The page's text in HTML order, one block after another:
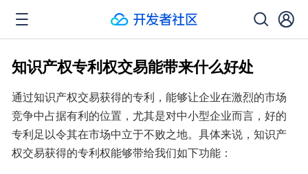
知识产权专利权交易能带来什么好处
通过知识产权交易获得的专利，能够让企业在激烈的市场
竞争中占据有利的位置，尤其是对中小型企业而言，好的
专利足以令其在市场中立于不败之地。具体来说，知识产
权交易获得的专利权能够带给我们如下功能：